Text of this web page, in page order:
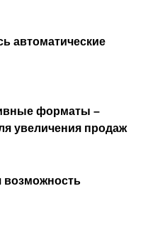
автоматические
форматы –
увеличения продаж
возможность